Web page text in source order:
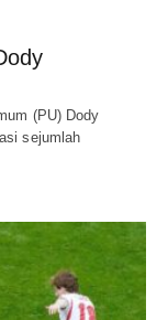
(PU) Dody
sejumlah